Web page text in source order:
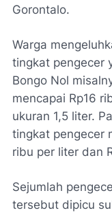
Gorontalo.
Warga
tingkat pengecer
Bongo Nol
mencapai Rp16
ukuran 1,5 liter.
tingkat pengecer
ribu per liter dan
Sejumlah
tersebut dipicu